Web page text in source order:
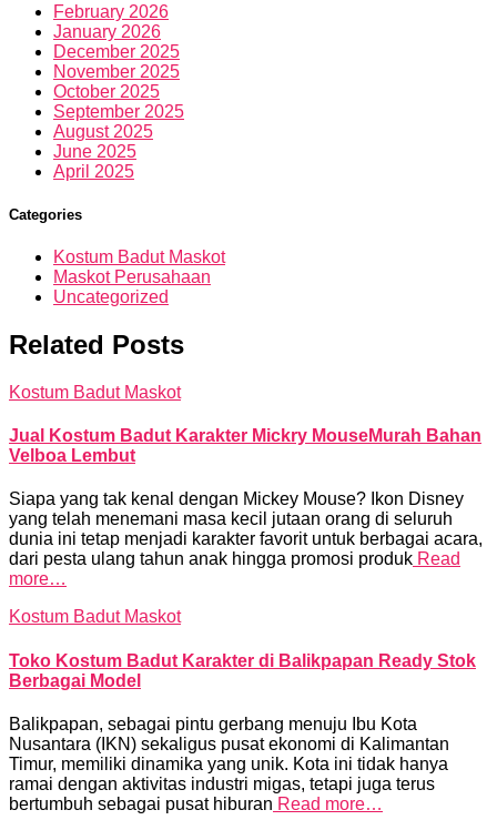
February 2026
January 2026
December 2025
November 2025
October 2025
September 2025
August 2025
June 2025
April 2025
Categories
Kostum Badut Maskot
Maskot Perusahaan
Uncategorized
Related Posts
Kostum Badut Maskot
Jual Kostum Badut Karakter Mickry MouseMurah Bahan
Velboa Lembut
Siapa yang tak kenal dengan Mickey Mouse? Ikon Disney
yang telah menemani masa kecil jutaan orang di seluruh
dunia ini tetap menjadi karakter favorit untuk berbagai acara,
dari pesta ulang tahun anak hingga promosi produk Read
more…
Kostum Badut Maskot
Toko Kostum Badut Karakter di Balikpapan Ready Stok
Berbagai Model
Balikpapan, sebagai pintu gerbang menuju Ibu Kota
Nusantara (IKN) sekaligus pusat ekonomi di Kalimantan
Timur, memiliki dinamika yang unik. Kota ini tidak hanya
ramai dengan aktivitas industri migas, tetapi juga terus
bertumbuh sebagai pusat hiburan Read more…